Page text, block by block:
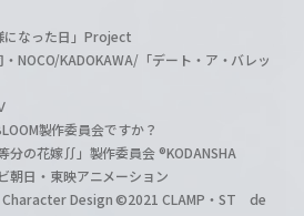
になった日」Project
NOCO/KADOKAWA/「デート・ア・バレッ
製作委員会ですか？
分の花嫁∬」製作委員会 ®KODANSHA
朝日・東映アニメーション
Design ©2021 CLAMP・ST de